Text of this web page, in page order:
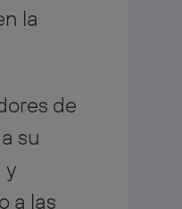
la
de
su
y
a las